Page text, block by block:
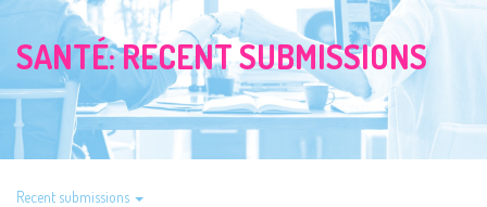
SANTÉ: RECENT SUBMISSIONS
Recent submissions